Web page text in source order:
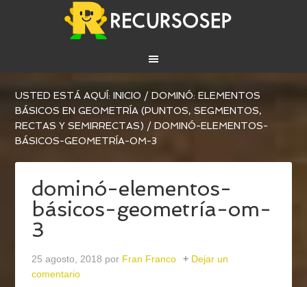
USTED ESTÁ AQUÍ:INICIO / DOMINÓ: ELEMENTOS
BÁSICOS EN GEOMETRÍA (PUNTOS, SEGMENTOS,
RECTAS Y SEMIRRECTAS) / DOMINÓ-ELEMENTOS-
BÁSICOS-GEOMETRÍA-OM-3
dominó-elementos-
básicos-geometría-om-
3
25 agosto, 2018 por Fran Franco
Dejar un
comentario